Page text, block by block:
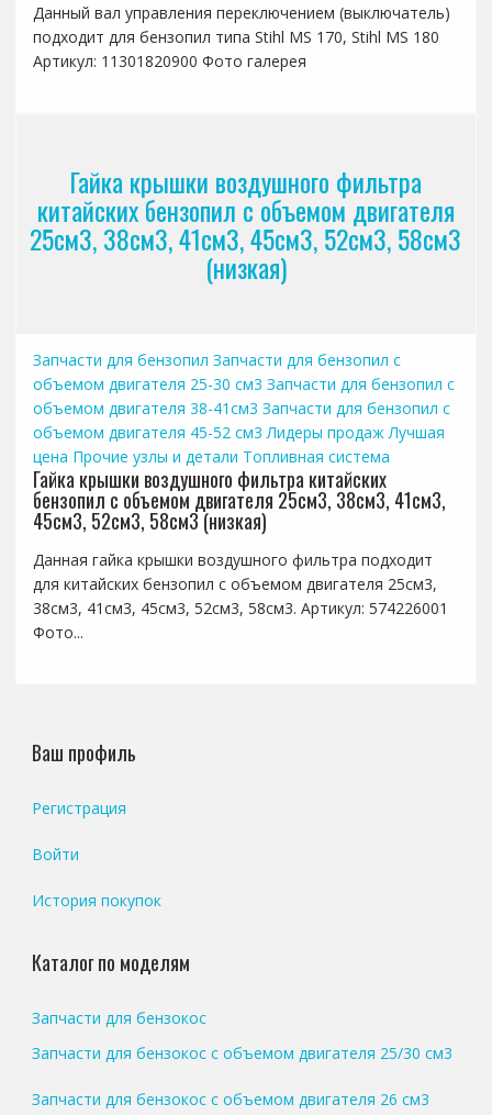
Данный вал управления переключением (выключатель)
подходит для бензопил типа Stihl MS 170, Stihl MS 180
Артикул: 11301820900 Фото галерея
Гайка крышки воздушного фильтра
китайских бензопил с объемом двигателя
25см3, 38см3, 41см3, 45см3, 52см3, 58см3
(низкая)
Запчасти для бензопил Запчасти для бензопил с
объемом двигателя 25-30 см3 Запчасти для бензопил с
объемом двигателя 38-41см3 Запчасти для бензопил с
объемом двигателя 45-52 см3 Лидеры продаж Лучшая
цена Прочие узлы и детали Топливная система
Гайка крышки воздушного фильтра китайских
бензопил с объемом двигателя 25см3, 38см3, 41см3,
45см3, 52см3, 58см3 (низкая)
Данная гайка крышки воздушного фильтра подходит
для китайских бензопил с объемом двигателя 25см3,
38см3, 41см3, 45см3, 52см3, 58см3. Артикул: 574226001
Фото...
Ваш профиль
Регистрация
Войти
История покупок
Каталог по моделям
Запчасти для бензокос
Запчасти для бензокос с объемом двигателя 25/30 см3
Запчасти для бензокос с объемом двигателя 26 см3